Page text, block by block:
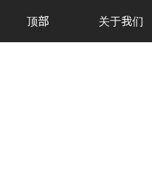
顶部 关于我们